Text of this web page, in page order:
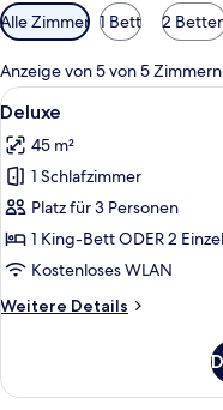
Verfügbare
Filter
für
Zimmer
Alle Zimmer 1 Bett 2
Anzeige von 5 von 5 Zimmern
Alle
Fotos
für
Deluxe
anzeigen
17
Deluxe
45 m²
1 Schlafzimmer
Platz für 3 Personen
1 King-Bett ODER 2
Kostenloses WLAN
Weitere Details
Weitere